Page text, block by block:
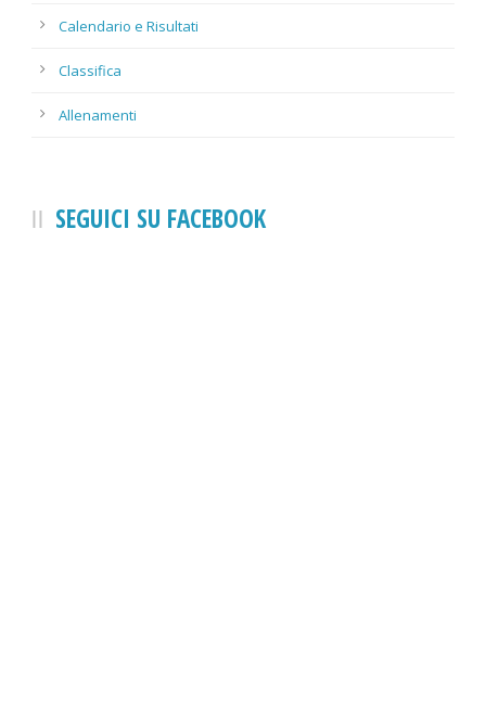
Calendario e Risultati
Classifica
Allenamenti
SEGUICI SU FACEBOOK